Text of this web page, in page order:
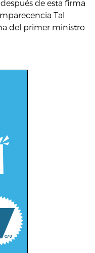
de esta firma
Tal
del primer ministro